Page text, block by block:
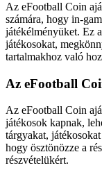
Az eFootball Coin
számára, hogy in-
játékélményüket. Ez
játékosokat,
tartalmakhoz való
Az eFootball
Az eFootball Coin
játékosok kapnak,
tárgyakat,
hogy ösztönözze a
részvételükért.